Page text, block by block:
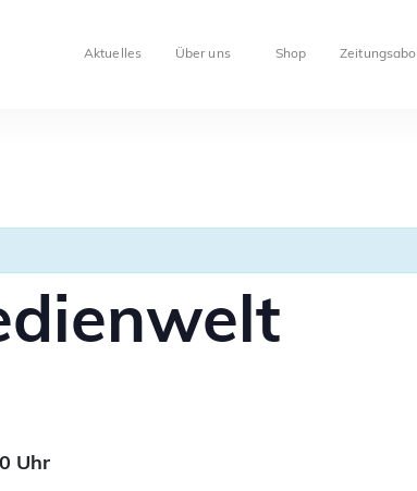
Aktuelles Über uns Shop Zeitungsabo
Uhr